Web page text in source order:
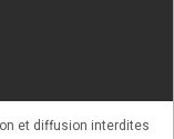
et diffusion interdites